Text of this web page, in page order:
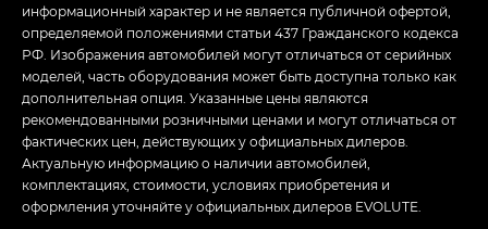
информационный характер и не является публичной офертой,
определяемой положениями статьи 437 Гражданского кодекса
РФ. Изображения автомобилей могут отличаться от серийных
моделей, часть оборудования может быть доступна только как
дополнительная опция. Указанные цены являются
рекомендованными розничными ценами и могут отличаться от
фактических цен, действующих у официальных дилеров.
Актуальную информацию о наличии автомобилей,
комплектациях, стоимости, условиях приобретения и
оформления уточняйте у официальных дилеров EVOLUTE.